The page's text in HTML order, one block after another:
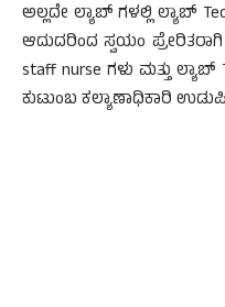
ಅಲ್ಲದೇ ಲ್ಯಾಬ್ ಗಳಲ್ಲಿ ಲ್ಯಾಬ್
ಆದುದರಿಂದ ಸ್ವಯಂ
staff nurse ಗಳು ಮತ್ತು ಲ್ಯಾಬ್
ಕುಟುಂಬ ಕಲ್ಯಾಣಾಧಿಕಾರಿ